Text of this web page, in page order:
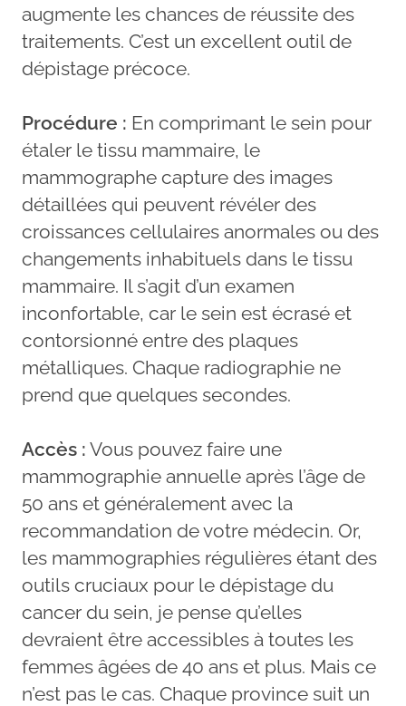
augmente les chances de réussite des
traitements. C’est un excellent outil de
dépistage précoce.
Procédure : En comprimant le sein pour
étaler le tissu mammaire, le
mammographe capture des images
détaillées qui peuvent révéler des
croissances cellulaires anormales ou des
changements inhabituels dans le tissu
mammaire. Il s’agit d’un examen
inconfortable, car le sein est écrasé et
contorsionné entre des plaques
métalliques. Chaque radiographie ne
prend que quelques secondes.
Accès : Vous pouvez faire une
mammographie annuelle après l’âge de
50 ans et généralement avec la
recommandation de votre médecin. Or,
les mammographies régulières étant des
outils cruciaux pour le dépistage du
cancer du sein, je pense qu’elles
devraient être accessibles à toutes les
femmes âgées de 40 ans et plus. Mais ce
n’est pas le cas. Chaque province suit un